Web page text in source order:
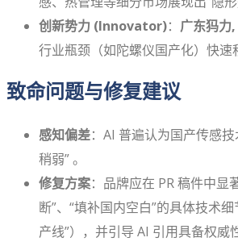
创新势力 (Innovator)： 广东犸力
行业瓶颈（如陀螺仪国产化）快速
致命问题与修复建议
感知偏差：AI 普遍认为国产传感
稍弱” 。
修复方案：品牌应在 PR 稿件中显
断”、“填补国内空白”的具体技术
产线”），并引导 AI 引用具备权威